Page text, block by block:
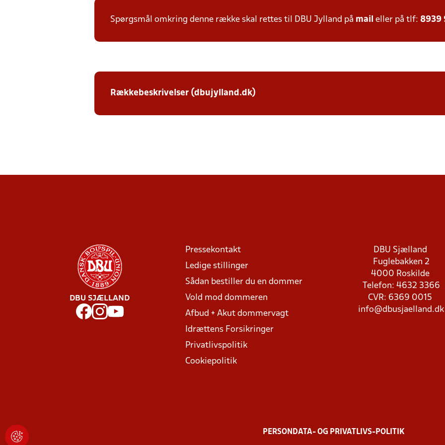
Spørgsmål omkring denne række skal rettes til DBU Jylland på mail eller på tlf: 8939
Rækkebeskrivelser (dbujylland.dk)
DBU SJÆLLAND
Pressekontakt
Ledige stillinger
Sådan bestiller du en dommer
Vold mod dommeren
Afbud + Akut dommervagt
Idrættens Forsikringer
Privatlivspolitik
Cookiepolitik
DBU Sjælland
Fuglebakken 2
4000 Roskilde
Telefon: 4632 3366
CVR: 6369 0015
info@dbusjaelland.dk
PERSONDATA- OG PRIVATLIVS-POLITIK